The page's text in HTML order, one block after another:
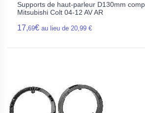
Supports de haut-parleur D130mm
Mitsubishi Colt 04-12 AV AR
17,69€ au lieu de 20,99 €